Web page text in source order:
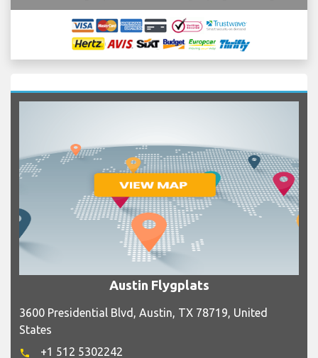
Austin Flygplats
3600 Presidential Blvd, Austin, TX 78719, United
States
phone +1 512 5302242